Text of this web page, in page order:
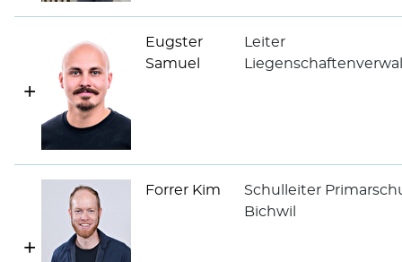
Eugster
Samuel
Leiter
Forrer Kim
Schulleiter
Bichwil